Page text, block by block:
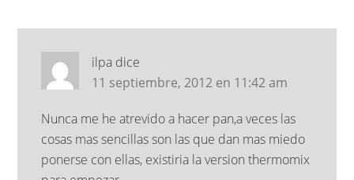
ilpa dice
11 septiembre, 2012 en 11:42 am
Nunca me he atrevido a hacer pan,a veces las
cosas mas sencillas son las que dan mas miedo
ponerse con ellas, existiria la version thermomix